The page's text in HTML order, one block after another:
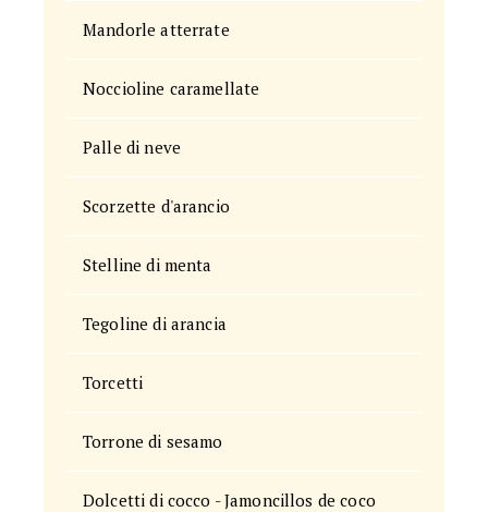
Mandorle atterrate
Noccioline caramellate
Palle di neve
Scorzette d'arancio
Stelline di menta
Tegoline di arancia
Torcetti
Torrone di sesamo
Dolcetti di cocco - Jamoncillos de coco